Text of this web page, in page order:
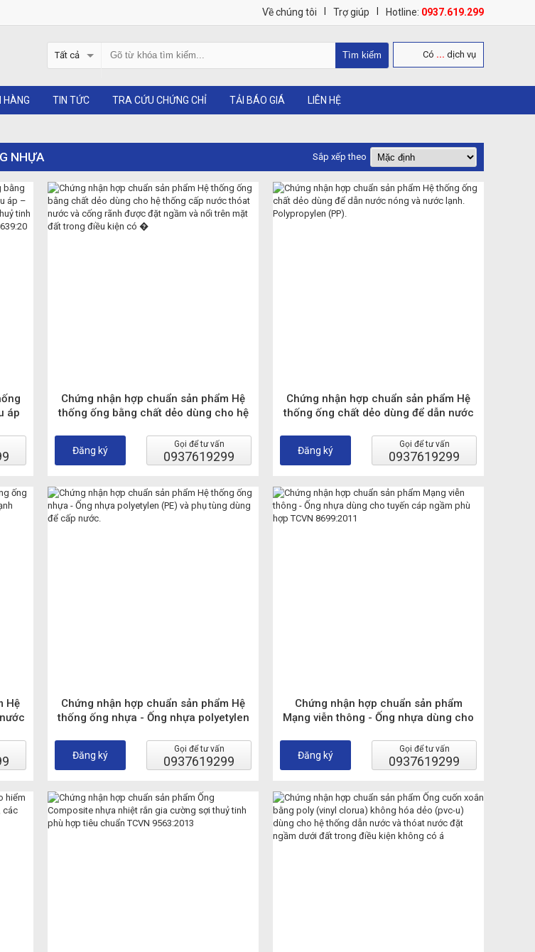
Về chúng tôi | Trợ giúp | Hotline: 0937.619.299
Tất cả Có ... dịch vụ
HÀNG TIN TỨC TRA CỨU CHỨNG CHỈ TẢI BÁO GIÁ LIÊN HỆ
NHỰA Sắp xếp theo
áp
Chứng nhận hợp chuẩn sản phẩm Hệ
thống ống bằng chất dẻo dùng cho hệ
rãnh được đặt ngầm và nổi trên mặt đất
trong điều kiện có �
Đăng ký
Gọi để tư vấn
0937619299
Chứng nhận hợp chuẩn sản phẩm Hệ
thống ống chất dẻo dùng để dẫn nước
Đăng ký
Gọi để tư vấn
0937619299
Hệ
Chứng nhận hợp chuẩn sản phẩm Hệ
thống ống nhựa - Ống nhựa polyetylen
Đăng ký
Gọi để tư vấn
0937619299
Chứng nhận hợp chuẩn sản phẩm
Mạng viễn thông - Ống nhựa dùng cho
8699:2011
Đăng ký
Gọi để tư vấn
0937619299